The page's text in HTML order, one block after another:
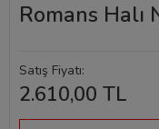
Romans Halı
Satış Fiyatı:
2.610,00 TL